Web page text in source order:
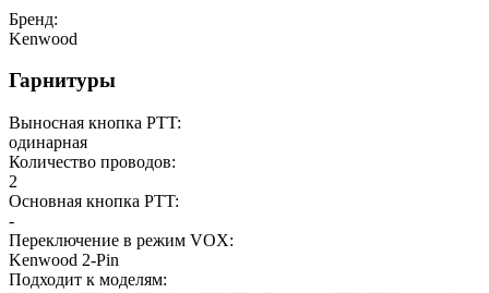
Бренд:
Kenwood
Гарнитуры
Выносная кнопка PTT:
одинарная
Количество проводов:
2
Основная кнопка PTT:
-
Переключение в режим VOX:
Kenwood 2-Pin
Подходит к моделям: